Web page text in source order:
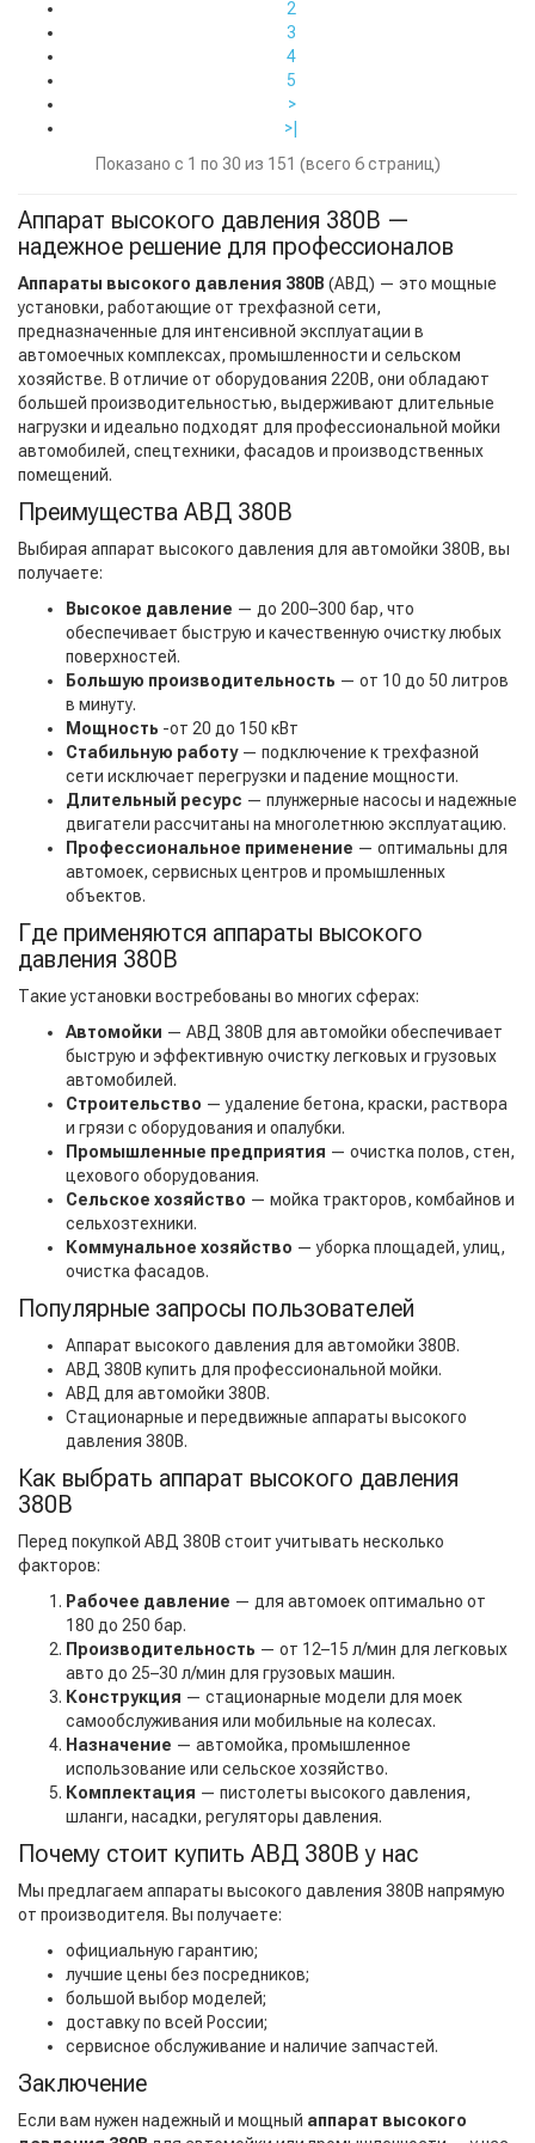
2
3
4
5
>
>|
Показано с 1 по 30 из 151 (всего 6 страниц)
Аппарат высокого давления 380В —
надежное решение для профессионалов
Аппараты высокого давления 380В (АВД) — это мощные
установки, работающие от трехфазной сети,
предназначенные для интенсивной эксплуатации в
автомоечных комплексах, промышленности и сельском
хозяйстве. В отличие от оборудования 220В, они обладают
большей производительностью, выдерживают длительные
нагрузки и идеально подходят для профессиональной мойки
автомобилей, спецтехники, фасадов и производственных
помещений.
Преимущества АВД 380В
Выбирая аппарат высокого давления для автомойки 380В, вы
получаете:
Высокое давление — до 200–300 бар, что
обеспечивает быструю и качественную очистку любых
поверхностей.
Большую производительность — от 10 до 50 литров
в минуту.
Мощность -от 20 до 150 кВт
Стабильную работу— подключение к трехфазной
сети исключает перегрузки и падение мощности.
Длительный ресурс — плунжерные насосы и надежные
двигатели рассчитаны на многолетнюю эксплуатацию.
Профессиональное применение — оптимальны для
автомоек, сервисных центров и промышленных
объектов.
Где применяются аппараты высокого
давления 380В
Такие установки востребованы во многих сферах:
Автомойки — АВД 380В для автомойки обеспечивает
быструю и эффективную очистку легковых и грузовых
автомобилей.
Строительство — удаление бетона, краски, раствора
и грязи с оборудования и опалубки.
Промышленные предприятия — очистка полов, стен,
цехового оборудования.
Сельское хозяйство — мойка тракторов, комбайнов и
сельхозтехники.
Коммунальное хозяйство — уборка площадей, улиц,
очистка фасадов.
Популярные запросы пользователей
Аппарат высокого давления для автомойки 380В.
АВД 380В купить для профессиональной мойки.
АВД для автомойки 380В.
Стационарные и передвижные аппараты высокого
давления 380В.
Как выбрать аппарат высокого давления
380В
Перед покупкой АВД 380В стоит учитывать несколько
факторов:
Рабочее давление — для автомоек оптимально от
180 до 250 бар.
Производительность — от 12–15 л/мин для легковых
авто до 25–30 л/мин для грузовых машин.
Конструкция — стационарные модели для моек
самообслуживания или мобильные на колесах.
Назначение — автомойка, промышленное
использование или сельское хозяйство.
Комплектация — пистолеты высокого давления,
шланги, насадки, регуляторы давления.
Почему стоит купить АВД 380В у нас
Мы предлагаем аппараты высокого давления 380В напрямую
от производителя. Вы получаете:
официальную гарантию;
лучшие цены без посредников;
большой выбор моделей;
доставку по всей России;
сервисное обслуживание и наличие запчастей.
Заключение
Если вам нужен надежный и мощный аппарат высокого